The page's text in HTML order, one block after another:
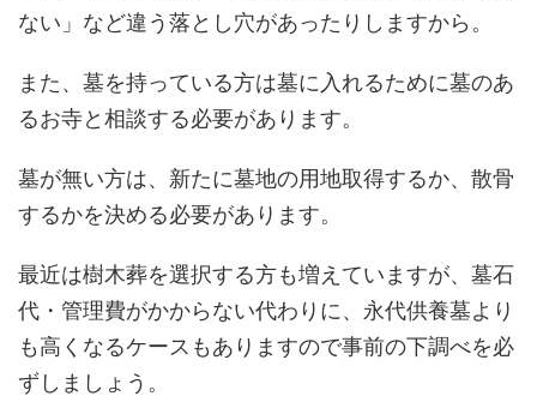
ない」など違う落とし穴があったりしますから。
また、墓を持っている方は墓に入れるために墓のあ
るお寺と相談する必要があります。
墓が無い方は、新たに墓地の用地取得するか、散骨
するかを決める必要があります。
最近は樹木葬を選択する方も増えていますが、墓石
代・管理費がかからない代わりに、永代供養墓より
も高くなるケースもありますので事前の下調べを必
ずしましょう。